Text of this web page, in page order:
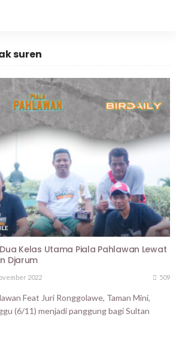
suren
Kelas Utama Piala Pahlawan Lewat
Djarum
2022 509
Feat Juri Ronggolawe, Taman Mini,
(6/11) menjadi panggung bagi Sultan